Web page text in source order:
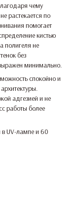
чему
растекается по
помогает
кистью
полигеля не
без
минимально.
спокойно и
адгезией и не
работы более
UV-лампе и 60